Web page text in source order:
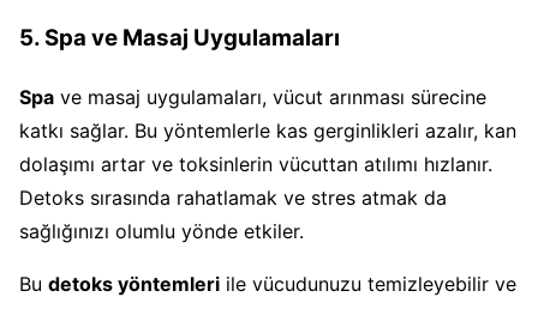
5. Spa ve Masaj Uygulamaları
Spa ve masaj uygulamaları, vücut arınması sürecine
katkı sağlar. Bu yöntemlerle kas gerginlikleri azalır, kan
dolaşımı artar ve toksinlerin vücuttan atılımı hızlanır.
Detoks sırasında rahatlamak ve stres atmak da
sağlığınızı olumlu yönde etkiler.
Bu detoks yöntemleri ile vücudunuzu temizleyebilir ve